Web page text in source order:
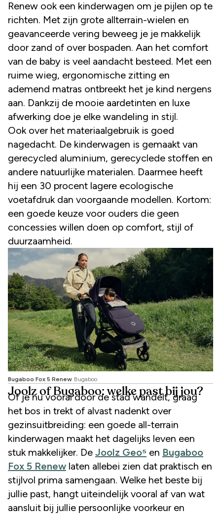
Renew ook een kinderwagen om je pijlen op te
richten. Met zijn grote allterrain-wielen en
geavanceerde vering beweeg je je makkelijk
door zand of over bospaden. Aan het comfort
van de baby is veel aandacht besteed. Met een
ruime wieg, ergonomische zitting en
ademend matras ontbreekt het je kind nergens
aan. Dankzij de mooie aardetinten en luxe
afwerking doe je elke wandeling in stijl.
Ook over het materiaalgebruik is goed
nagedacht. De kinderwagen is gemaakt van
gerecycled aluminium, gerecyclede stoffen en
andere natuurlijke materialen. Daarmee heeft
hij een 30 procent lagere ecologische
voetafdruk dan voorgaande modellen. Kortom:
een goede keuze voor ouders die geen
concessies willen doen op comfort, stijl of
duurzaamheid.
Bugaboo Fox 5 Renew Bugaboo
Joolz of Bugaboo: welke past bij jou?
Of je nu vooral door de stad wandelt, graag
het bos in trekt of alvast nadenkt over
gezinsuitbreiding: een goede all-terrain
kinderwagen maakt het dagelijks leven een
stuk makkelijker. De Joolz Geo⁵ en Bugaboo
Fox 5 Renew laten allebei zien dat praktisch en
stijlvol prima samengaan. Welke het beste bij
jullie past, hangt uiteindelijk vooral af van wat
aansluit bij jullie persoonlijke voorkeur en